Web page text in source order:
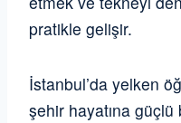
pratikle gelişir.
İstanbul’da yelken
şehir hayatına güçlü